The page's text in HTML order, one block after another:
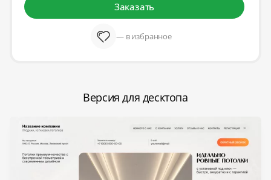
Заказать
— в избранное
Версия для десктопа